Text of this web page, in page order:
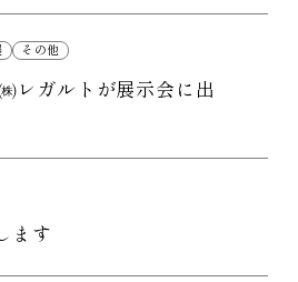
その他
レガルトが展示会に出
ます